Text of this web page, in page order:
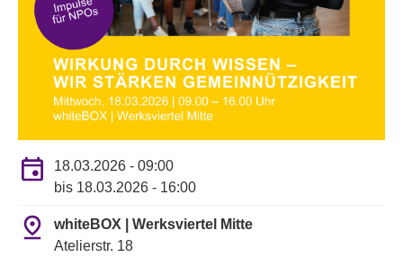
18.03.2026 - 09:00
bis 18.03.2026 - 16:00
whiteBOX | Werksviertel Mitte
Atelierstr. 18